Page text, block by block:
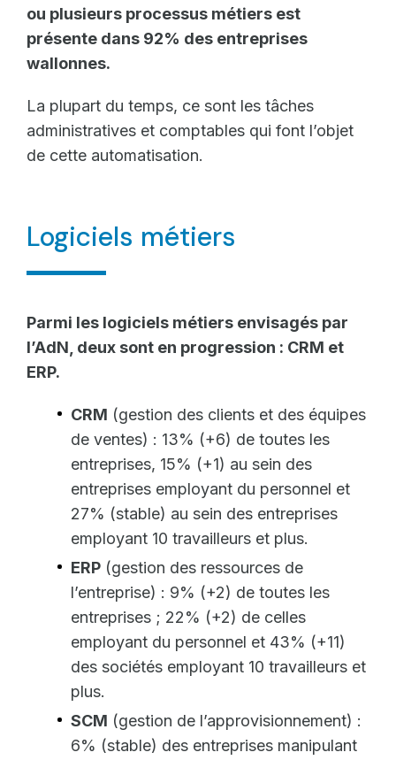
ou plusieurs processus métiers est
présente dans 92% des entreprises
wallonnes.
La plupart du temps, ce sont les tâches
administratives et comptables qui font l’objet
de cette automatisation.
Logiciels métiers
Parmi les logiciels métiers envisagés par
l’AdN, deux sont en progression : CRM et
ERP.
CRM (gestion des clients et des équipes
de ventes) : 13% (+6) de toutes les
entreprises, 15% (+1) au sein des
entreprises employant du personnel et
27% (stable) au sein des entreprises
employant 10 travailleurs et plus.
ERP (gestion des ressources de
l’entreprise) : 9% (+2) de toutes les
entreprises ; 22% (+2) de celles
employant du personnel et 43% (+11)
des sociétés employant 10 travailleurs et
plus.
SCM (gestion de l’approvisionnement) :
6% (stable) des entreprises manipulant